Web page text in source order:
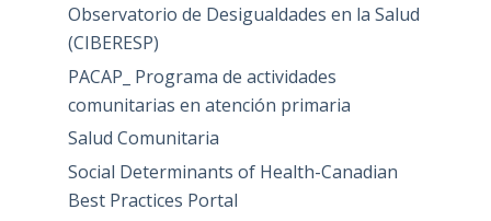
Observatorio de Desigualdades en la Salud
(CIBERESP)
PACAP_ Programa de actividades
comunitarias en atención primaria
Salud Comunitaria
Social Determinants of Health-Canadian
Best Practices Portal